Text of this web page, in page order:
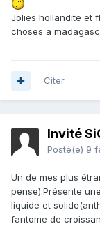
Jolies hollandite et
choses a
Citer
Invité
Posté(e) 9
Un de mes plus
pense).Présente
liquide et
fantome de